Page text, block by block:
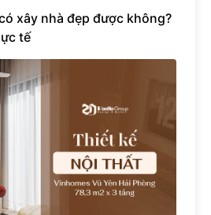
xây nhà đẹp được không?
tế